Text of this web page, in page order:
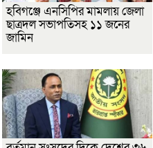
হবিগঞ্জে এনসিপির মামলায় জেলা
ছাত্রদল সভাপতিসহ ১১ জনের
জামিন